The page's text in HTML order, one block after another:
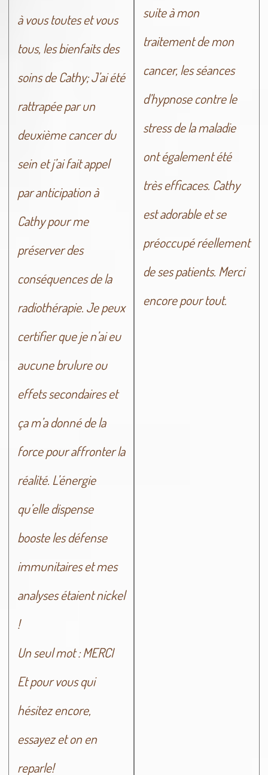
suite à mon
traitement de mon
cancer, les séances
d’hypnose contre le
stress de la maladie
ont également été
très efficaces. Cathy
est adorable et se
préoccupé réellement
de ses patients. Merci
encore pour tout.
à vous toutes et vous
tous, les bienfaits des
soins de Cathy; J’ai été
rattrapée par un
deuxième cancer du
sein et j’ai fait appel
par anticipation à
Cathy pour me
préserver des
conséquences de la
radiothérapie. Je peux
certifier que je n’ai eu
aucune brulure ou
effets secondaires et
ça m’a donné de la
force pour affronter la
réalité. L’énergie
qu’elle dispense
booste les défense
immunitaires et mes
analyses étaient nickel
!
Un seul mot : MERCI
Et pour vous qui
hésitez encore,
essayez et on en
reparle!